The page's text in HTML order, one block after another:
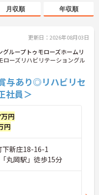
月収順 年収順
更新日：2026年08月03日
ループトゥモローズホームリ
ローズリハビリテーショングル
与あり◎リハビリセ
社員＞
円
円
下新庄18-16-1
丸岡駅」徒歩15分